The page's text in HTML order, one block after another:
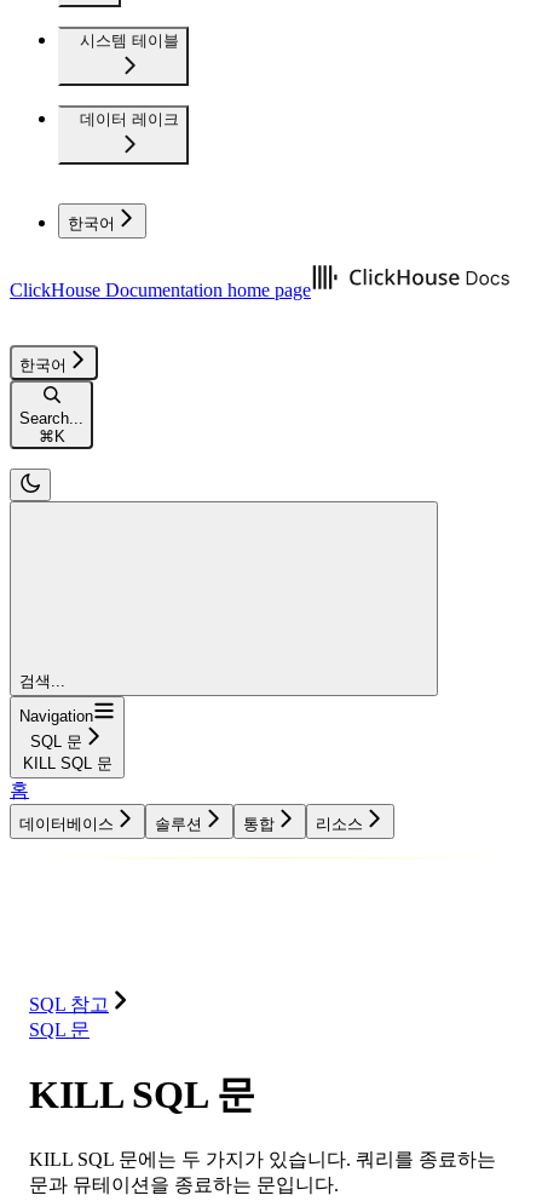
시스템 테이블
데이터 레이크
한국어
ClickHouse Documentation home page
한국어
Search...
⌘K
검색...
Navigation
SQL 문
KILL SQL 문
홈
데이터베이스 솔루션 통합 리소스
SQL 참고
SQL 문
KILL SQL 문
KILL SQL 문에는 두 가지가 있습니다. 쿼리를 종료하는
문과 뮤테이션을 종료하는 문입니다.